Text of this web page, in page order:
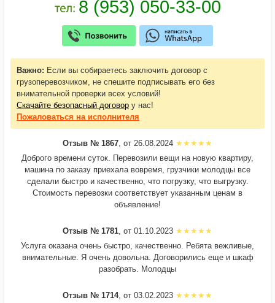
Важно: Если вы собираетесь заключить договор с
грузоперевозчиком, не спешите подписывать его без
внимательной проверки всех условий!
Скачайте безопасный договор у нас!
Пожаловаться на исполнителя
Отзыв № 1867 , от 26.08.2024
Доброго времени суток. Перевозили вещи на новую квартиру,
машина по заказу приехала вовремя, грузчики молодцы все
сделали быстро и качественно, что погрузку, что выгрузку.
Стоимость перевозки соответствует указанным ценам в
объявление!
Отзыв № 1781 , от 01.10.2023
Услуга оказана очень быстро, качественно. Ребята вежливые,
внимательные. Я очень довольна. Договорились еще и шкаф
разобрать. Молодцы
Отзыв № 1714, от 03.02.2023